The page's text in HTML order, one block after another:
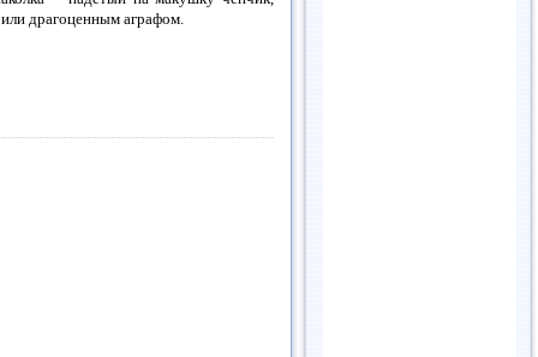
драгоценным аграфом.